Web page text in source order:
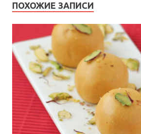
ПОХОЖИЕ ЗАПИСИ